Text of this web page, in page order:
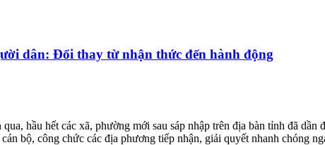
dân: Đổi thay từ nhận thức đến hành động
hầu hết các xã, phường mới sau sáp nhập trên địa bàn tỉnh đã
bộ, công chức các địa phương tiếp nhận, giải quyết nhanh chóng